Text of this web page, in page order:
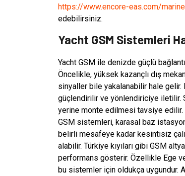
https://www.encore-eas.com/
edebilirsiniz.
Yacht GSM Sistemleri
Yacht GSM ile denizde güçlü
Öncelikle, yüksek kazançlı dış
sinyaller bile yakalanabilir hale gelir.
güçlendirilir ve yönlendiriciye iletilir.
yerine monte edilmesi tavsiye edilir.
GSM sistemleri, karasal baz
belirli mesafeye kadar kesintisiz
alabilir. Türkiye kıyıları gibi GSM
performans gösterir. Özellikle Ege
bu sistemler için oldukça uygundur.